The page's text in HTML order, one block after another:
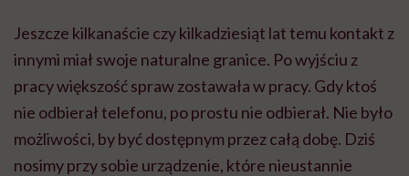
Jeszcze kilkanaście czy kilkadziesiąt lat temu kontakt z
innymi miał swoje naturalne granice. Po wyjściu z
pracy większość spraw zostawała w pracy. Gdy ktoś
nie odbierał telefonu, po prostu nie odbierał. Nie było
możliwości, by być dostępnym przez całą dobę. Dziś
nosimy przy sobie urządzenie, które nieustannie